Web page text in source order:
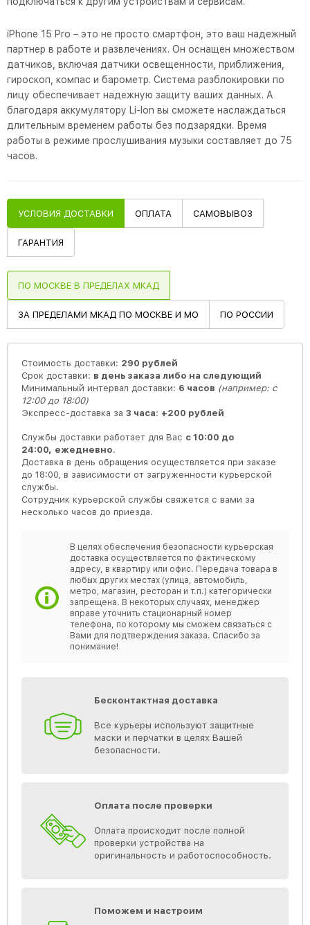
iPhone 15 Pro – это не просто смартфон, это ваш надежный
партнер в работе и развлечениях. Он оснащен множеством
датчиков, включая датчики освещенности, приближения,
гироскоп, компас и барометр. Система разблокировки по
лицу обеспечивает надежную защиту ваших данных. А
благодаря аккумулятору Li-Ion вы сможете наслаждаться
длительным временем работы без подзарядки. Время
работы в режиме прослушивания музыки составляет до 75
часов.
УСЛОВИЯ ДОСТАВКИ ОПЛАТА САМОВЫВОЗ
ГАРАНТИЯ
ПО МОСКВЕ В ПРЕДЕЛАХ МКАД
ЗА ПРЕДЕЛАМИ МКАД ПО МОСКВЕ И МО ПО РОССИИ
Стоимость доставки: 290 рублей
Срок доставки: в день заказа либо на следующий
Минимальный интервал доставки: 6 часов (например: с
12:00 до 18:00)
Экспресс-доставка за 3 часа: +200 рублей
Службы доставки работает для Вас с 10:00 до
24:00, ежедневно.
Доставка в день обращения осуществляется при заказе
до 18:00, в зависимости от загруженности курьерской
службы.
Сотрудник курьерской службы свяжется с вами за
несколько часов до приезда.
В целях обеспечения безопасности курьерская
доставка осуществляется по фактическому
адресу, в квартиру или офис. Передача товара в
любых других местах (улица, автомобиль,
метро, магазин, ресторан и т.п.) категорически
запрещена. В некоторых случаях, менеджер
вправе уточнить стационарный номер
телефона, по которому мы сможем связаться с
Вами для подтверждения заказа. Спасибо за
понимание!
Бесконтактная доставка
Все курьеры используют защитные
маски и перчатки в целях Вашей
безопасности.
Оплата после проверки
Оплата происходит после полной
проверки устройства на
оригинальность и работоспособность.
Поможем и настроим